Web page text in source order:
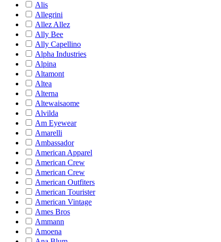
Alis
Allegrini
Allez Allez
Ally Bee
Ally Capellino
Alpha Industries
Alpina
Altamont
Altea
Alterna
Altewaisaome
Alvilda
Am Eyewear
Amarelli
Ambassador
American Apparel
American Crew
American Crew
American Outfiters
American Tourister
American Vintage
Ames Bros
Ammann
Amoena